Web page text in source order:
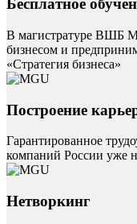
Бесплатное
В магистратуре ВШБ
бизнесом и
«Стратегия бизнеса»
Построение
Гарантированное
компаний России уже
Нетворкинг